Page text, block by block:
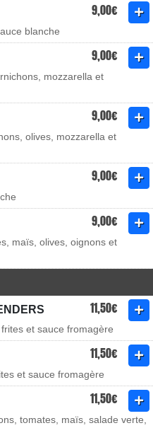
9,00€
blanche
9,00€
mozzarella et
9,00€
olives, mozzarella et
9,00€
9,00€
maïs, olives, oignons et
11,50€
et sauce fromagère
11,50€
et sauce fromagère
11,50€
tomates, maïs, salade verte,